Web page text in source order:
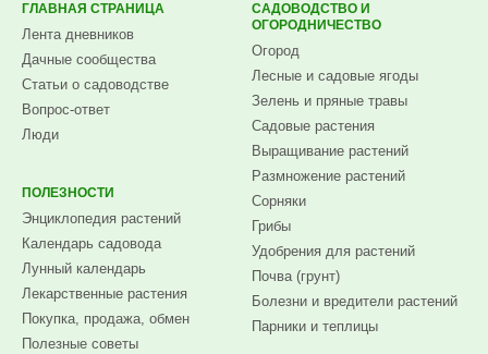
ГЛАВНАЯ СТРАНИЦА
Лента дневников
Дачные сообщества
Статьи о садоводстве
Вопрос-ответ
Люди
ПОЛЕЗНОСТИ
Энциклопедия растений
Календарь садовода
Лунный календарь
Лекарственные растения
Покупка, продажа, обмен
Полезные советы
САДОВОДСТВО И
ОГОРОДНИЧЕСТВО
Огород
Лесные и садовые ягоды
Зелень и пряные травы
Садовые растения
Выращивание растений
Размножение растений
Сорняки
Грибы
Удобрения для растений
Почва (грунт)
Болезни и вредители растений
Парники и теплицы